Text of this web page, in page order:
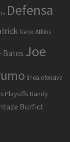
Defensa
Geno Atkins
Bates Joe
línea ofensiva
Playoffs Randy
Burfict